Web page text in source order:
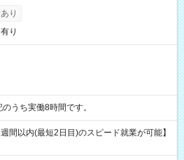
り
り
※表記のうち実働8時間です。
間以内(最短2日目)のスピード就業が可能】